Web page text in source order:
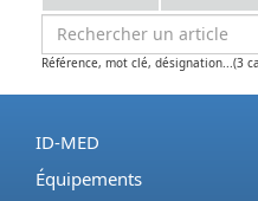
Référence, mot clé, désignation...(3
ID-MED
Équipements